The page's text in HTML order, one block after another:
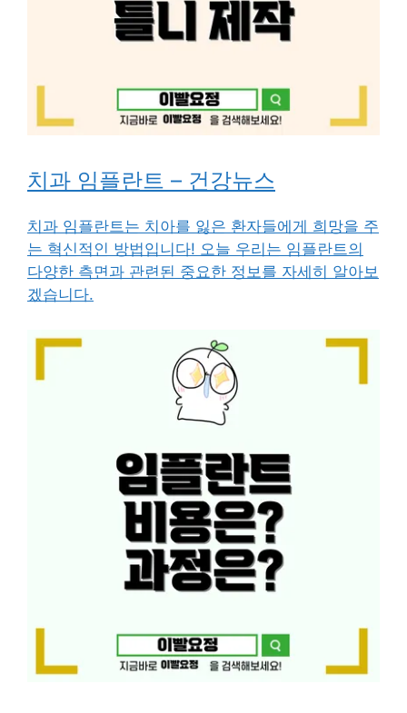
치과 임플란트 – 건강뉴스
치과 임플란트는 치아를 잃은 환자들에게 희망을 주
는 혁신적인 방법입니다! 오늘 우리는 임플란트의
다양한 측면과 관련된 중요한 정보를 자세히 알아보
겠습니다.